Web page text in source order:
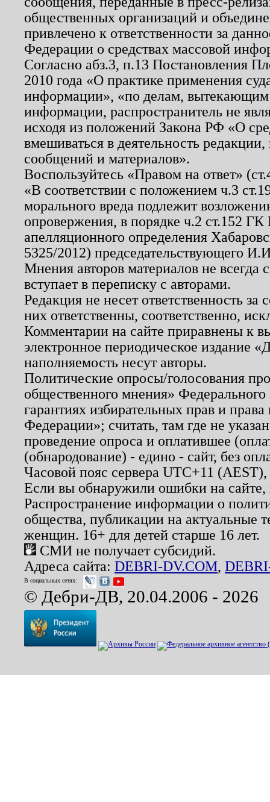
общественных организаций и
привлечено к ответственности за
Федерации о средствах массовой
Согласно абз.3, п.13 Постановления
2010 года «О практике применения
информации», «по делам, вытекающим
информации, распространитель не
исходя из положений Закона РФ «О
вмешиваться в деятельность
сообщений и материалов».
Воспользуйтесь «Правом на ответ»
«В соответствии с положением ч.3
морального вреда подлежит
опровержения, в порядке ч.2 ст.152
апелляционного определения
5325/2012) председательствующего
Мнения авторов материалов не
вступает в переписку с авторами.
Редакция не несет ответственность
них ответственны, соответственно,
Комментарии на сайте приравнены к
электронное периодическое издание
наполняемость несут авторы.
Политические опросы/голосования
общественного мнения»
гарантиях избирательных прав и
Федерации»; считать, там где не
проведение опроса и оплатившее
(обнародование) - едино - сайт, без
Часовой пояс сервера UTC+11
Если вы обнаружили ошибки на
Распространение информации о
общества, публикации на актуальные
женщин. 16+ для детей старше 16 лет.
СМИ не получает субсидий.
Адреса сайта: DEBRI-DV.COM,
В социальных сетях:
© Дебри-ДВ, 20.04.2006 - 2026